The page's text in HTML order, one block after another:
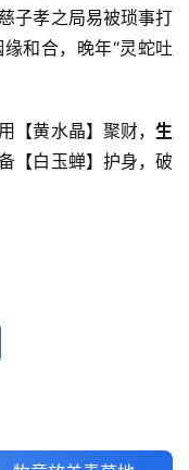
子孝之局易被琐事打
和合，晚年“灵蛇吐
【黄水晶】聚财，生
【白玉蝉】护身，破